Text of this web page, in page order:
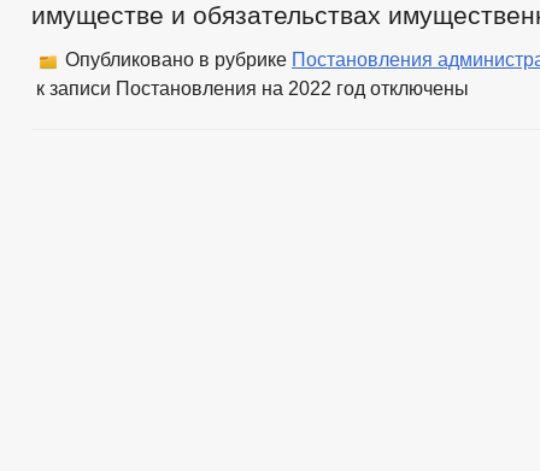
имуществе и обязательствах
Опубликовано в рубрике Постановления
к записи Постановления на 2022 год отключены